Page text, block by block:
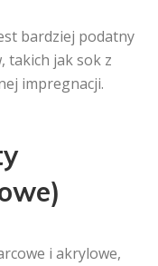
bardziej podatny
takich jak sok z
impregnacji.
i akrylowe,